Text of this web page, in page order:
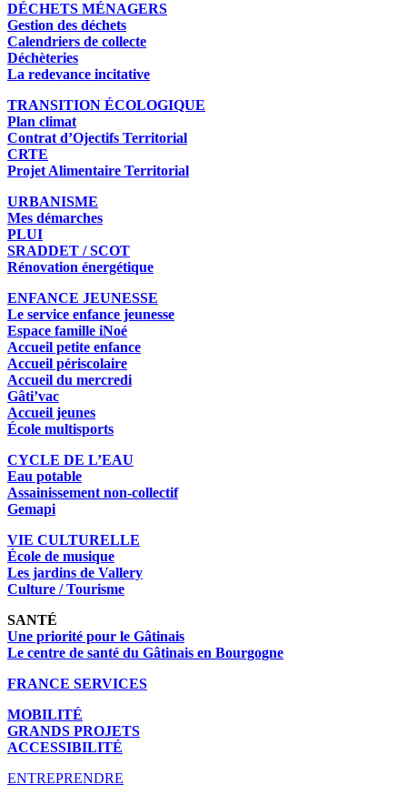
DÉCHETS MÉNAGERS
Gestion des déchets
Calendriers de collecte
Déchèteries
La redevance incitative
TRANSITION ÉCOLOGIQUE
Plan climat
Contrat d’Ojectifs Territorial
CRTE
Projet Alimentaire Territorial
URBANISME
Mes démarches
PLUI
SRADDET / SCOT
Rénovation énergétique
ENFANCE JEUNESSE
Le service enfance jeunesse
Espace famille iNoé
Accueil petite enfance
Accueil périscolaire
Accueil du mercredi
Gâti’vac
Accueil jeunes
École multisports
CYCLE DE L’EAU
Eau potable
Assainissement non-collectif
Gemapi
VIE CULTURELLE
École de musique
Les jardins de Vallery
Culture / Tourisme
SANTÉ
Une priorité pour le Gâtinais
Le centre de santé du Gâtinais en Bourgogne
FRANCE SERVICES
MOBILITÉ
GRANDS PROJETS
ACCESSIBILITÉ
ENTREPRENDRE